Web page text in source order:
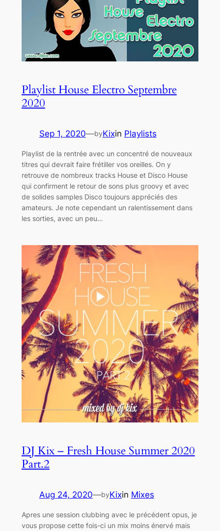
Playlist House Electro Septembre
2020
Sep 1, 2020—byKixin Playlists
Playlist de la rentrée avec un concentré de nouveaux
titres qui devrait faire frétiller vos oreilles. On y
retrouve de nombreux tracks House et Disco House
qui confirment le retour de sons plus groovy et avec
de solides samples Disco toujours appréciés des
amateurs. Je note cependant un ralentissement dans
les sorties, avec un peu…
DJ Kix – Fresh House Summer 2020
Part.2
Aug 24, 2020—byKixin Mixes
Apres une session clubbing avec le précédent opus, je
vous propose cette fois-ci un mix moins énervé mais